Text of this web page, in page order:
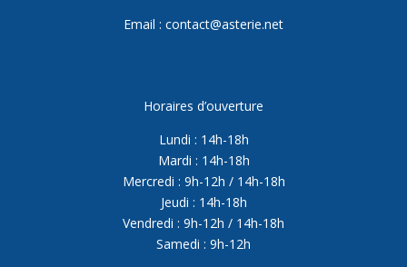
Email : contact@asterie.net
Horaires d’ouverture
Lundi : 14h-18h
Mardi : 14h-18h
Mercredi : 9h-12h / 14h-18h
Jeudi : 14h-18h
Vendredi : 9h-12h / 14h-18h
Samedi : 9h-12h